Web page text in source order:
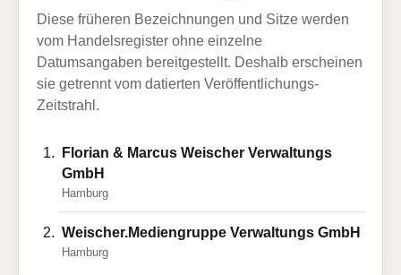
Diese früheren Bezeichnungen und Sitze werden
vom Handelsregister ohne einzelne
Datumsangaben bereitgestellt. Deshalb erscheinen
sie getrennt vom datierten Veröffentlichungs-
Zeitstrahl.
Florian & Marcus Weischer Verwaltungs
GmbH
Hamburg
Weischer.Mediengruppe Verwaltungs GmbH
Hamburg